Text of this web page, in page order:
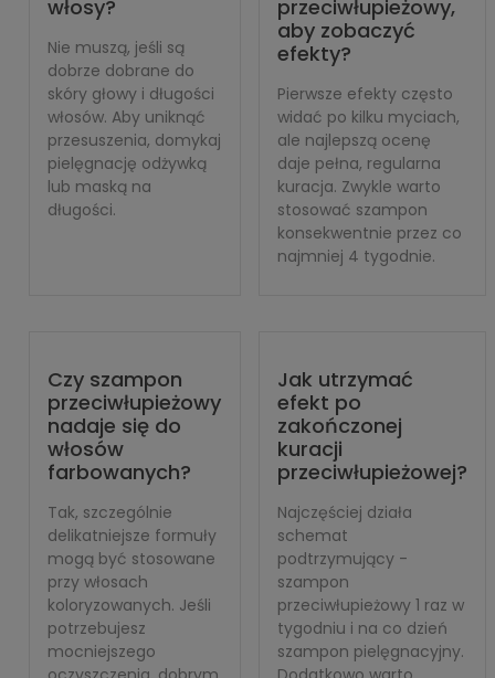
włosy?
Nie muszą, jeśli są
dobrze dobrane do
skóry głowy i długości
włosów. Aby uniknąć
przesuszenia, domykaj
pielęgnację odżywką
lub maską na
długości.
przeciwłupieżowy,
aby zobaczyć
efekty?
Pierwsze efekty często
widać po kilku myciach,
ale najlepszą ocenę
daje pełna, regularna
kuracja. Zwykle warto
stosować szampon
konsekwentnie przez co
najmniej 4 tygodnie.
Czy szampon
przeciwłupieżowy
nadaje się do
włosów
farbowanych?
Tak, szczególnie
delikatniejsze formuły
mogą być stosowane
przy włosach
koloryzowanych. Jeśli
potrzebujesz
mocniejszego
Jak utrzymać
efekt po
zakończonej
kuracji
przeciwłupieżowej?
Najczęściej działa
schemat
podtrzymujący -
szampon
przeciwłupieżowy 1 raz w
tygodniu i na co dzień
szampon pielęgnacyjny.